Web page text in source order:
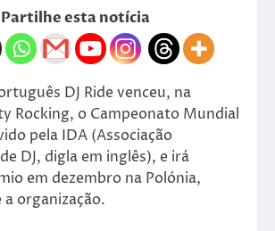
Partilhe esta notícia
DJ Ride venceu, na
Rocking, o Campeonato Mundial
pela IDA (Associação
DJ, digla em inglês), e irá
em dezembro na Polónia,
organização.